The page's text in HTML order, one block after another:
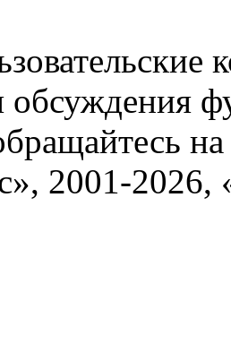
обсуждения
2001-2026,